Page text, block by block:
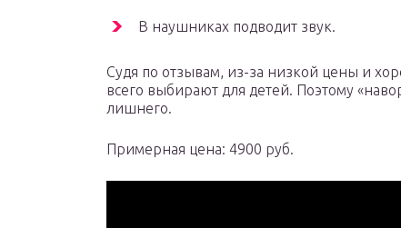
В наушниках подводит звук.
Судя по отзывам, из-за низкой цены и
всего выбирают для детей. Поэтому
лишнего.
Примерная цена: 4900 руб.